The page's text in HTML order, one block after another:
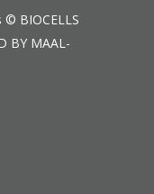
BIOCELLS
BY MAAL-